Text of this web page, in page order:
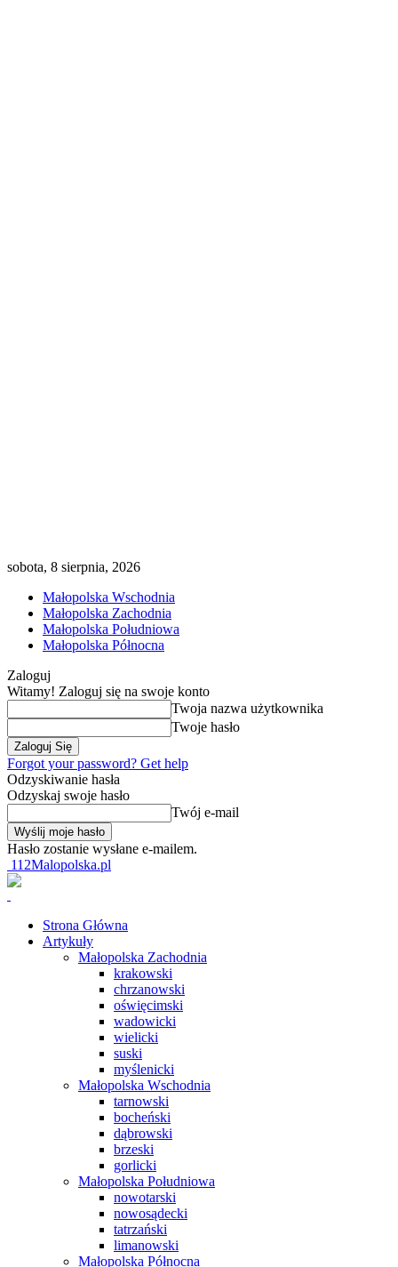
sobota, 8 sierpnia, 2026
Małopolska Wschodnia
Małopolska Zachodnia
Małopolska Południowa
Małopolska Północna
Zaloguj
Witamy! Zaloguj się na swoje konto
Twoja nazwa użytkownika
Twoje hasło
Forgot your password? Get help
Odzyskiwanie hasła
Odzyskaj swoje hasło
Twój e-mail
Hasło zostanie wysłane e-mailem.
112Malopolska.pl
Strona Główna
Artykuły
Małopolska Zachodnia
krakowski
chrzanowski
oświęcimski
wadowicki
wielicki
suski
myślenicki
Małopolska Wschodnia
tarnowski
bocheński
dąbrowski
brzeski
gorlicki
Małopolska Południowa
nowotarski
nowosądecki
tatrzański
limanowski
Małopolska Północna